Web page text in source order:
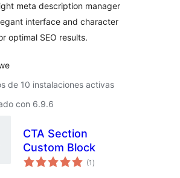
meta description manager
interface and character
optimal SEO results.
de 10 instalaciones activas
con 6.9.6
CTA Section
Custom Block
(1 total
de
)